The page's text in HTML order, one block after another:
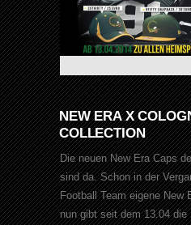
NEW ERA X
COLLECTION
Die neuen New Era Caps
sind da. Schon in der
Football Team eigene New
nun gibt seit dem 13.04